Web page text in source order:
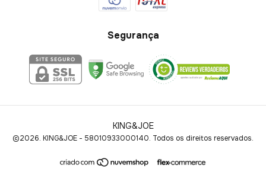
Segurança
KING&JOE
©2026. KING&JOE - 58010933000140. Todos os direitos reservados.